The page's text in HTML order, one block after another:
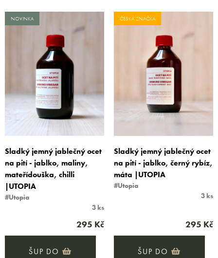
NOVINKA
Sladký jemný jablečný ocet
na pití - jablko, maliny,
mateřídouška, chilli
|UTOPIA
#Utopia
3 ks
295 Kč
ŠUP DO
ČESKÁ ZNAČKA
Sladký jemný jablečný ocet
na pití - jablko, černý rybíz,
máta |UTOPIA
#Utopia
3 ks
295 Kč
ŠUP DO